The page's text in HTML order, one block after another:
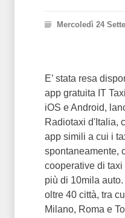
Mercoledì 24
E’ stata resa
app gratuita IT
iOS e Android,
Radiotaxi d'Italia,
app simili a cui i
spontaneamente,
cooperative di
più di 10mila
oltre 40 città, tra
Milano, Roma e